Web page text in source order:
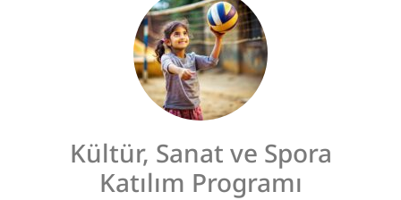
Kültür, Sanat ve Spora
Katılım Programı